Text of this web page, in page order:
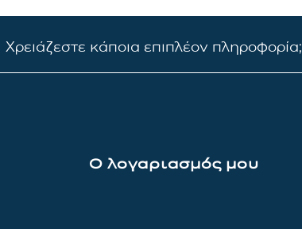
Χρειάζεστε κάποια επιπλέον πληροφορία;
Ο λογαριασμός μου